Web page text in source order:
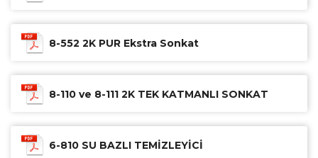
8-552 2K PUR Ekstra Sonkat
8-110 ve 8-111 2K TEK KATMANLI SONKAT
6-810 SU BAZLI TEMİZLEYİCİ